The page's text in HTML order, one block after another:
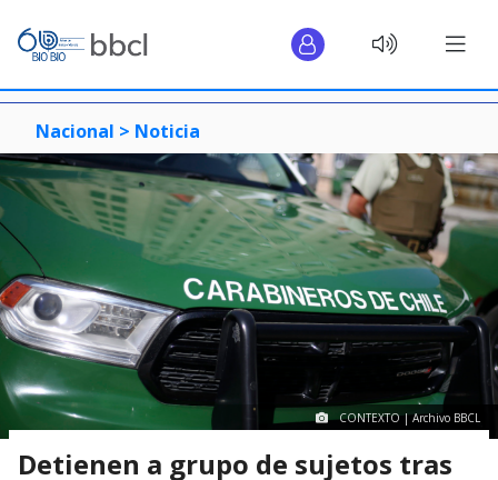
Nacional > Noticia
CONTEXTO | Archivo BBCL
Detienen a grupo de sujetos tras